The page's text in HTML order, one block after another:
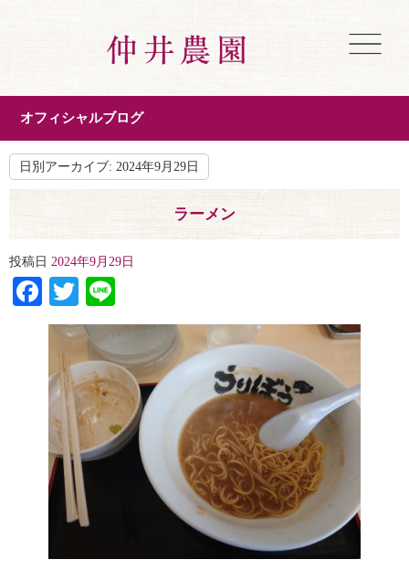
オフィシャルブログ
日別アーカイブ: 2024年9月29日
ラーメン
投稿日 2024年9月29日
Facebook
Twitter